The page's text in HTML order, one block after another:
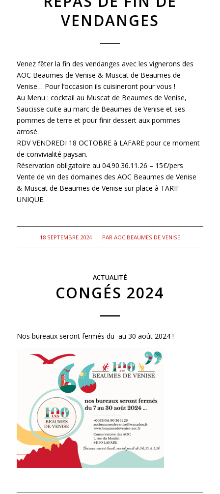
VENDANGES
Venez fêter la fin des vendanges avec les vignerons des
AOC Beaumes de Venise & Muscat de Beaumes de
Venise… Pour l’occasion ils cuisineront pour vous !
Au Menu : cocktail au Muscat de Beaumes de Venise,
Saucisse cuite au marc de Beaumes de Venise et ses
pommes de terre et pour finir dessert aux pommes
arrosé.
RDV VENDREDI 18 OCTOBRE à LAFARE pour ce moment
de convivialité paysan.
Réservation obligatoire au 04.90.36.11.26 – 15€/pers
Vente de vin des domaines des AOC Beaumes de Venise
& Muscat de Beaumes de Venise sur place à TARIF
UNIQUE.
18 SEPTEMBRE 2024
/ PAR AOC BEAUMES DE VENISE
ACTUALITÉ
CONGÉS 2024
Nos bureaux seront fermés du au 30 août 2024 !